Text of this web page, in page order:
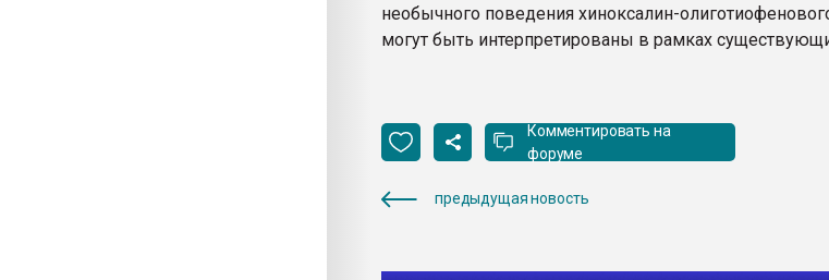
необычного поведения хиноксалин-
могут быть интерпретированы в рамках
Комментировать на
форуме
предыдущая новость